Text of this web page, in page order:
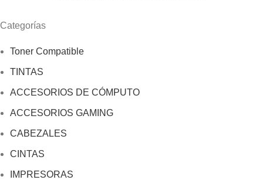
Categorías
Toner Compatible
TINTAS
ACCESORIOS DE CÓMPUTO
ACCESORIOS GAMING
CABEZALES
CINTAS
IMPRESORAS